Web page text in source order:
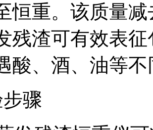
恒重。该质量
残渣可有效表
酸、酒、油等
骤